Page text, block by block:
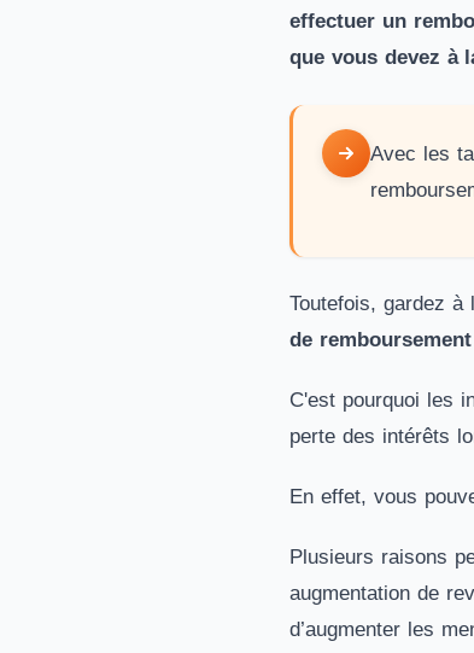
effectuer un
que vous devez à
Avec les
Toutefois, gardez à
de
C'est pourquoi les
perte des intérêts
En effet, vous
Plusieurs raisons
augmentation de
d’augmenter les